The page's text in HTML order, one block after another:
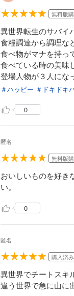
748
食
完
異
無料版
異世界転生のサバイ
食糧調達から調理な
食べ物がマナを持っ
食べている時の美味
登場人物が３人にな
＃ハッピー ＃ドキドキ
0
匿名
無料版
おいしいものを好き
い。
0
匿名
購入済み
異世界でチートスキ
違う世界で急に山に